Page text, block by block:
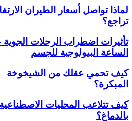
لماذا تواصل أسعار الطيران
تراجع؟
تأثيرات اضطراب الرحلات الجوية
الساعة البيولوجية للجسم
كيف تحمي عقلك من الشيخوخة
المبكرة؟
كيف تتلاعب المحليات الاصطناعية
بالدماغ؟